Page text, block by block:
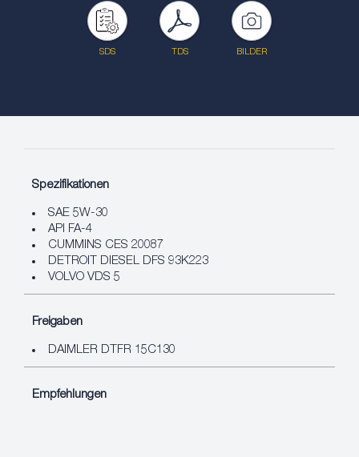
SDS TDS BILDER
Spezifikationen
SAE 5W-30
API FA-4
CUMMINS CES 20087
DETROIT DIESEL DFS 93K223
VOLVO VDS 5
Freigaben
DAIMLER DTFR 15C130
Empfehlungen